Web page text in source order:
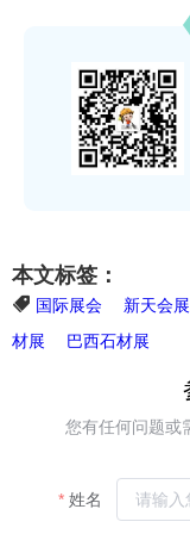
本文标签：
国际展会 新天会展
材展
巴西石材展